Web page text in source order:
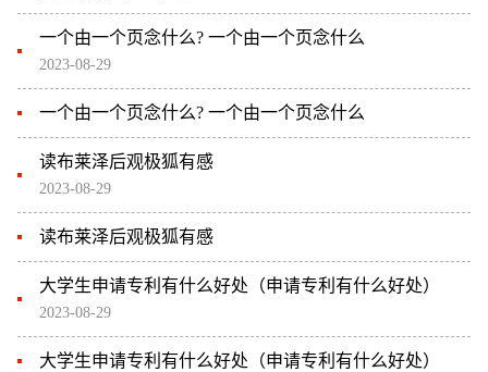
一个由一个页念什么? 一个由一个页念什么
2023-08-29
一个由一个页念什么? 一个由一个页念什么
读布莱泽后观极狐有感
2023-08-29
读布莱泽后观极狐有感
大学生申请专利有什么好处（申请专利有什么好处）
2023-08-29
大学生申请专利有什么好处（申请专利有什么好处）